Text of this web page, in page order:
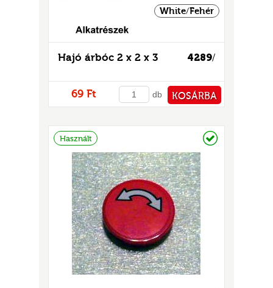
White/Fehér
4289/
Hajó árbóc 2 x 2 x 3
69 Ft db KOSÁRBA
Használt